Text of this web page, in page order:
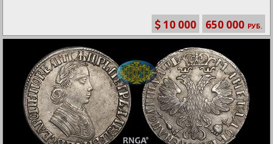
10 000 650 000 РУБ.